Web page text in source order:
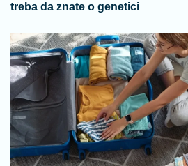
treba da znate o genetici